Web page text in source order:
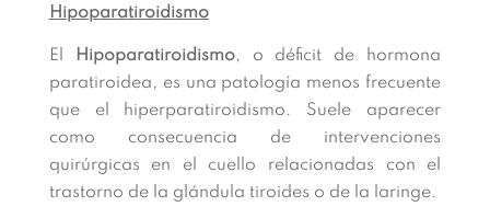
Hipoparatiroidismo
El Hipoparatiroidismo, o déficit de hormona
paratiroidea, es una patología menos frecuente
que el hiperparatiroidismo. Suele aparecer
como consecuencia de intervenciones
quirúrgicas en el cuello relacionadas con el
trastorno de la glándula tiroides o de la laringe.